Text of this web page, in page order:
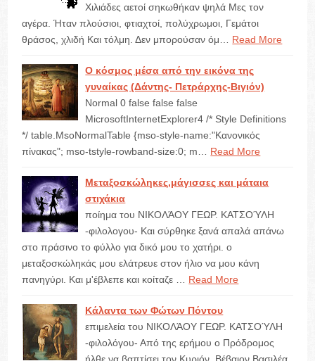
Χιλιάδες αετοί σηκωθήκαν ψηλά Μες τον
αγέρα. Ήταν πλούσιοι, φτιαχτοί, πολύχρωμοι, Γεμάτοι
θράσος, χλιδή Και τόλμη. Δεν μπορούσαν όμ…
Read More
Ο κόσμος μέσα από την εικόνα της
γυναίκας (Δάντης- Πετράρχης-Βιγιόν)
Normal 0 false false false
MicrosoftInternetExplorer4 /* Style Definitions
*/ table.MsoNormalTable {mso-style-name:"Κανονικός
πίνακας"; mso-tstyle-rowband-size:0; m…
Read More
Μεταξοσκώληκες,μάγισσες και μάταια
στιχάκια
ποίημα του ΝΙΚΟΛΆΟΥ ΓΕΩΡ. ΚΑΤΣΟΎΛΗ
-φιλολογου- Και σύρθηκε ξανά απαλά απάνω
στο πράσινο το φύλλο για δικό μου το χατήρι. ο
μεταξοσκώληκάς μου ελάτρευε στον ήλιο να μου κάνη
πανηγύρι. Και μ'έβλεπε και κοίταζε …
Read More
Κάλαντα των Φώτων Πόντου
επιμελεία του ΝΙΚΟΛΆΟΥ ΓΕΩΡ. ΚΑΤΣΟΎΛΗ
-φιλολόγου- Από της ερήμου ο Πρόδρομος
ήλθε να βαπτίσει τον Κυριόν. Βέβαιον Βασιλέα